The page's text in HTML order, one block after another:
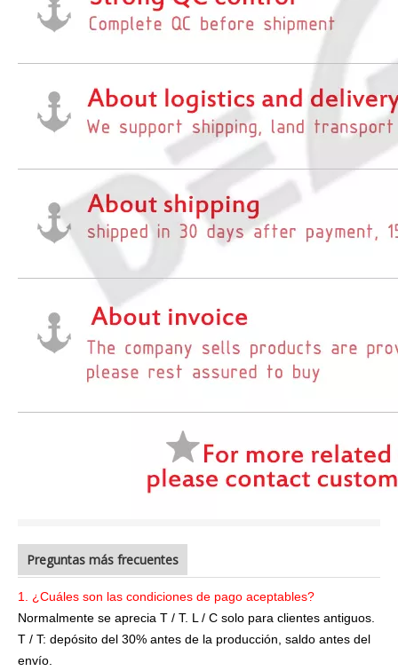
Preguntas más frecuentes
1. ¿Cuáles son las condiciones de pago aceptables?
Normalmente se aprecia T / T. L / C solo para clientes antiguos.
T / T: depósito del 30% antes de la producción, saldo antes del
envío.